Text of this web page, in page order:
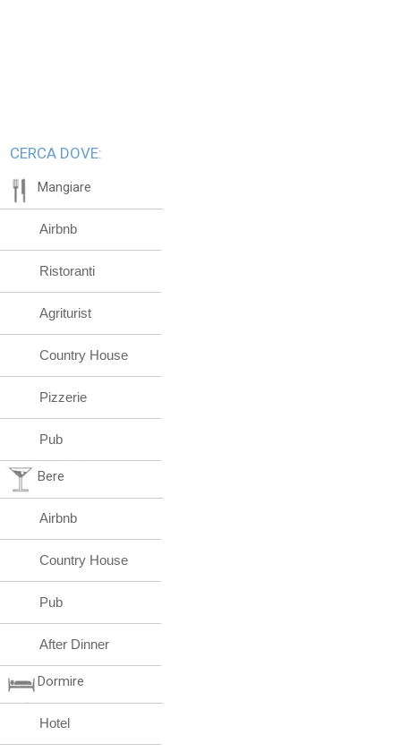
CERCA DOVE:
Mangiare
Airbnb
Ristoranti
Agriturist
Country House
Pizzerie
Pub
Bere
Airbnb
Country House
Pub
After Dinner
Dormire
Hotel